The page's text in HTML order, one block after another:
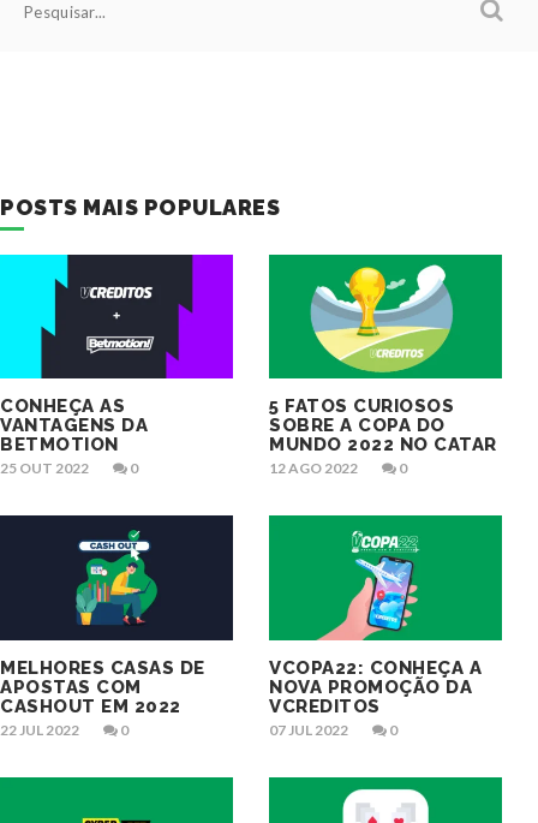
POSTS MAIS POPULARES
CONHEÇA AS
VANTAGENS DA
BETMOTION
25 OUT 2022 0
5 FATOS CURIOSOS
SOBRE A COPA DO
MUNDO 2022 NO CATAR
12 AGO 2022 0
MELHORES CASAS DE
APOSTAS COM
CASHOUT EM 2022
22 JUL 2022 0
VCOPA22: CONHEÇA A
NOVA PROMOÇÃO DA
VCREDITOS
07 JUL 2022 0